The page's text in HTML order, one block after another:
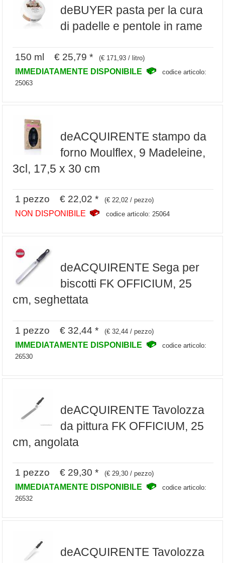
deBUYER pasta per la cura
di padelle e pentole in rame
150 ml € 25,79 * (€ 171,93 / litro)
IMMEDIATAMENTE DISPONIBILE
codice articolo:
25063
deACQUIRENTE stampo da
forno Moulflex, 9 Madeleine,
3cl, 17,5 x 30 cm
1 pezzo € 22,02 * (€ 22,02 / pezzo)
NON DISPONIBILE codice articolo: 25064
deACQUIRENTE Sega per
biscotti FK OFFICIUM, 25
cm, seghettata
1 pezzo € 32,44 * (€ 32,44 / pezzo)
IMMEDIATAMENTE DISPONIBILE
codice articolo:
26530
deACQUIRENTE Tavolozza
da pittura FK OFFICIUM, 25
cm, angolata
1 pezzo € 29,30 * (€ 29,30 / pezzo)
IMMEDIATAMENTE DISPONIBILE
codice articolo:
26532
deACQUIRENTE Tavolozza